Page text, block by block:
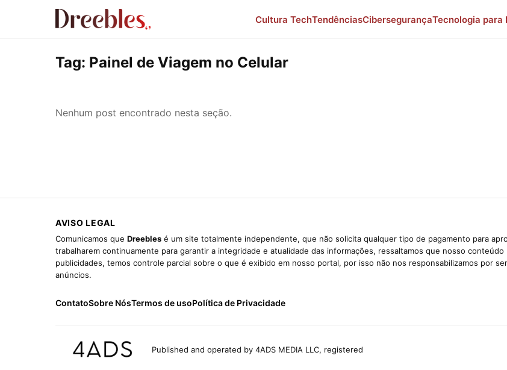
Cultura TechTendênciasCibersegurançaTecnologia para
Tag: Painel de Viagem no Celular
Nenhum post encontrado nesta seção.
AVISO LEGAL
Comunicamos que Dreebles é um site totalmente independente, que não solicita qualquer tipo de pagamento para
trabalharem continuamente para garantir a integridade e atualidade das informações, ressaltamos que nosso
publicidades, temos controle parcial sobre o que é exibido em nosso portal, por isso não nos responsabilizamos por
anúncios.
ContatoSobre NósTermos de usoPolítica de Privacidade
Published and operated by 4ADS MEDIA LLC, registered